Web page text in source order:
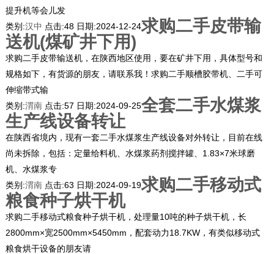
提升机等会儿发
类别:汉中 点击:48 日期:2024-12-24求购二手皮带输
送机(煤矿井下用)
求购二手皮带输送机，在陕西地区使用，要在矿井下用，具体型号和
规格如下，有货源的朋友，请联系我！求购二手顺槽胶带机、二手可
伸缩带式输
类别:渭南 点击:57 日期:2024-09-25全套二手水煤浆
生产线设备转让
在陕西省境内，现有一套二手水煤浆生产线设备对外转让，目前在线
尚未拆除，包括：定量给料机、水煤浆药剂搅拌罐、1.83×7米球磨
机、水煤浆专
类别:渭南 点击:63 日期:2024-09-19求购二手移动式
粮食种子烘干机
求购二手移动式粮食种子烘干机，处理量10吨的种子烘干机，长
2800mm×宽2500mm×5450mm，配套动力18.7KW，有类似移动式
粮食烘干设备的朋友请